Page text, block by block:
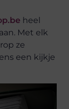
heel
Met elk
ze
een kijkje